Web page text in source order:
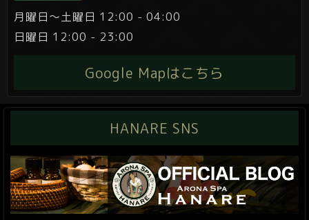
月曜日～土曜日 12:00 - 04:00
日曜日 12:00 - 23:00
Google Mapはこちら
HANARE SNS